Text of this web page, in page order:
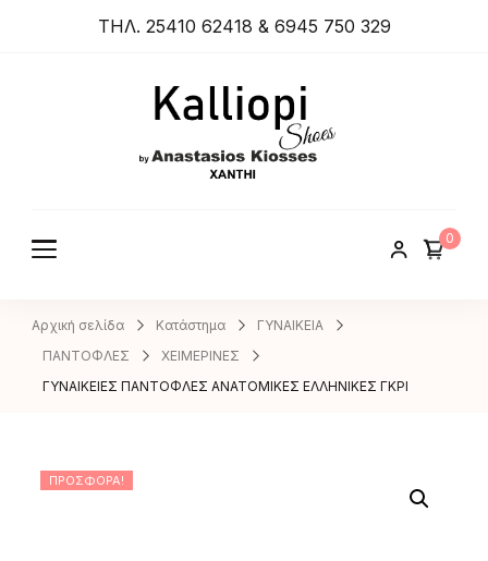
ΤΗΛ. 25410 62418 & 6945 750 329
KIOSSES
0
Αρχική σελίδα Κατάστημα
ΓΥΝΑΙΚΕΙΑ
ΠΑΝΤΟΦΛΕΣ
ΧΕΙΜΕΡΙΝΕΣ
ΓΥΝΑΙΚΕΙΕΣ ΠΑΝΤΟΦΛΕΣ ΑΝΑΤΟΜΙΚΕΣ ΕΛΛΗΝΙΚΕΣ ΓΚΡΙ
ΠΡΟΣΦΟΡΆ!